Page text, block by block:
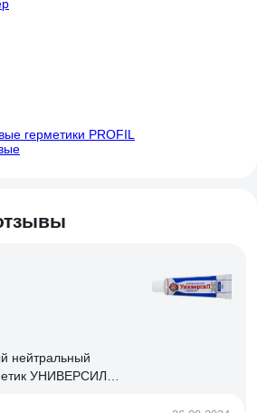
герметики PROFIL
нейтральный
УНИВЕРСИЛ